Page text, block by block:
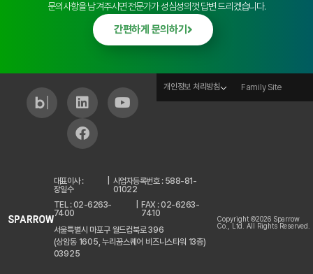
문의사항을 남겨주시면 전문가가 성심성의껏 답변 드리겠습니다.
간편하게 문의하기
개인정보 처리방침 Family Site
대표이사 :
장일수
사업자등록번호 : 588-81-
01022
TEL : 02-6263-
7400
FAX : 02-6263-
7410
서울특별시 마포구 월드컵북로 396
(상암동 1605, 누리꿈스퀘어 비즈니스타워 13층)
03925
Copyright ©2026 Sparrow
Co., Ltd. All Rights Reserved.